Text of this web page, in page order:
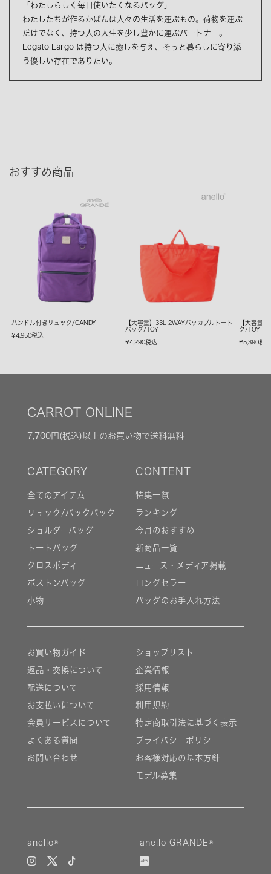
「わたしらしく毎日使いたくなるバッグ」
わたしたちが作るかばんは人々の生活を運ぶもの。荷物を運ぶ
だけでなく、持つ人の人生を少し豊かに運ぶパートナー。
Legato Largo は持つ人に癒しを与え、そっと暮らしに寄り添
う優しい存在でありたい。
おすすめ商品
ハンドル付きリュック/CANDY
¥4,950税込
【大容量】33L 2WAYパッカブルトート
バッグ/TOY
¥4,290税込
【大容量
ク/TOY
¥5,390税込
CARROT ONLINE
7,700円(税込)以上のお買い物で送料無料
全てのアイテム
リュック/バックパック
ショルダーバッグ
トートバッグ
クロスボディ
ボストンバッグ
小物
特集一覧
ランキング
今月のおすすめ
新商品一覧
ニュース・メディア掲載
ロングセラー
バッグのお手入れ方法
お買い物ガイド
返品・交換について
配送について
お支払いについて
会員サービスについて
よくある質問
お問い合わせ
ショップリスト
企業情報
採用情報
利用規約
特定商取引法に基づく表示
プライバシーポリシー
お客様対応の基本方針
モデル募集
anello® anello GRANDE®